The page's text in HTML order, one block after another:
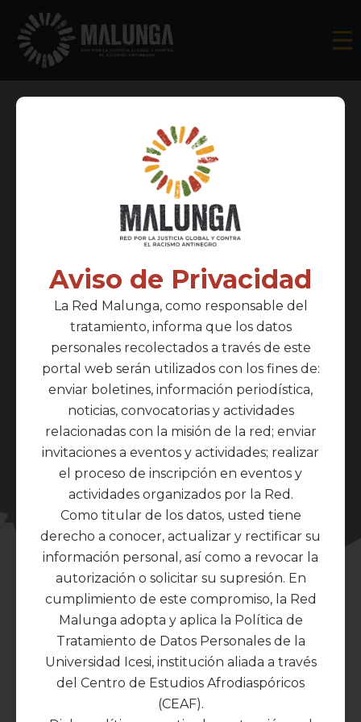
Página de ejemplo
Esta es una página de ejemplo. Es diferente de
una entrada de blog porque se quedará en ese
lugar y se mostrará en la navegación de tu sitio (en
la mayoría de los temas). La mayoría de la gente
Aviso de Privacidad
La Red Malunga, como responsable del
tratamiento, informa que los datos
personales recolectados a través de este
portal web serán utilizados con los fines de:
enviar boletines, información periodística,
noticias, convocatorias y actividades
relacionadas con la misión de la red; enviar
invitaciones a eventos y actividades; realizar
el proceso de inscripción en eventos y
actividades organizados por la Red.
Como titular de los datos, usted tiene
derecho a conocer, actualizar y rectificar su
información personal, así como a revocar la
autorización o solicitar su supresión. En
cumplimiento de este compromiso, la Red
Malunga adopta y aplica la Política de
Tratamiento de Datos Personales de la
Universidad Icesi, institución aliada a través
del Centro de Estudios Afrodiaspóricos
(CEAF).